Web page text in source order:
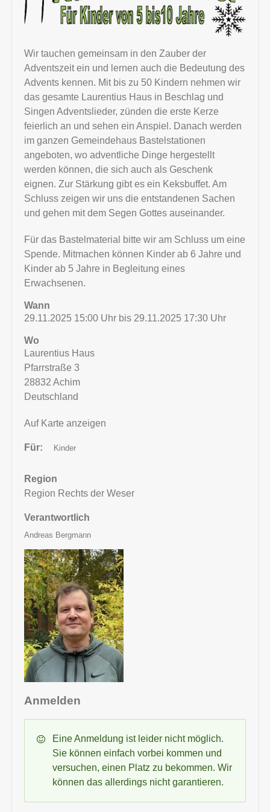
Wir tauchen gemeinsam in den Zauber der
Adventszeit ein und lernen auch die Bedeutung des
Advents kennen. Mit bis zu 50 Kindern nehmen wir
das gesamte Laurentius Haus in Beschlag und
Singen Adventslieder, zünden die erste Kerze
feierlich an und sehen ein Anspiel. Danach werden
im ganzen Gemeindehaus Bastelstationen
angeboten, wo adventliche Dinge hergestellt
werden können, die sich auch als Geschenk
eignen. Zur Stärkung gibt es ein Keksbuffet. Am
Schluss zeigen wir uns die entstandenen Sachen
und gehen mit dem Segen Gottes auseinander.
Für das Bastelmaterial bitte wir am Schluss um eine
Spende. Mitmachen können Kinder ab 6 Jahre und
Kinder ab 5 Jahre in Begleitung eines
Erwachsenen.
Wann
29.11.2025 15:00 Uhr bis 29.11.2025 17:30 Uhr
Wo
Laurentius Haus
Pfarrstraße 3
28832 Achim
Deutschland
Auf Karte anzeigen
Für Kinder
Region
Region Rechts der Weser
Verantwortlich
Andreas Bergmann
Anmelden
Statusmeldung
Eine Anmeldung ist leider nicht möglich.
Sie können einfach vorbei kommen und
versuchen, einen Platz zu bekommen. Wir
können das allerdings nicht garantieren.